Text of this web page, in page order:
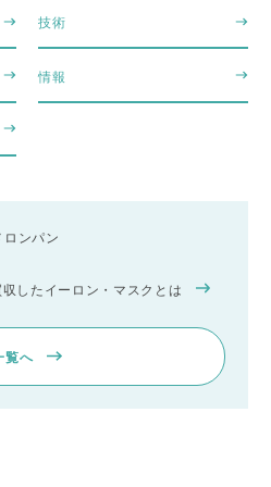
技術
情報
ンパン
したイーロン・マスクとは
覧へ